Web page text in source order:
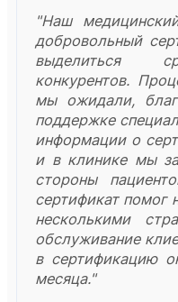
"Наш
добровольный
выделиться
конкурентов.
мы ожидали,
поддержке
информации о
и в клинике мы
стороны
сертификат помог
несколькими
обслуживание
в сертификацию
месяца."